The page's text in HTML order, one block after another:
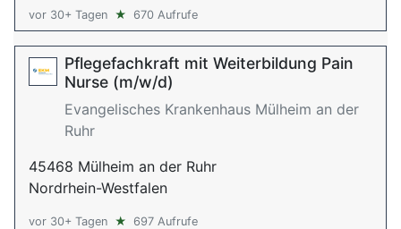
vor 30+ Tagen ★ 670 Aufrufe
Pflegefachkraft mit Weiterbildung Pain
Nurse (m/w/d)
Evangelisches Krankenhaus Mülheim an der
Ruhr
45468 Mülheim an der Ruhr
Nordrhein-Westfalen
vor 30+ Tagen ★ 697 Aufrufe